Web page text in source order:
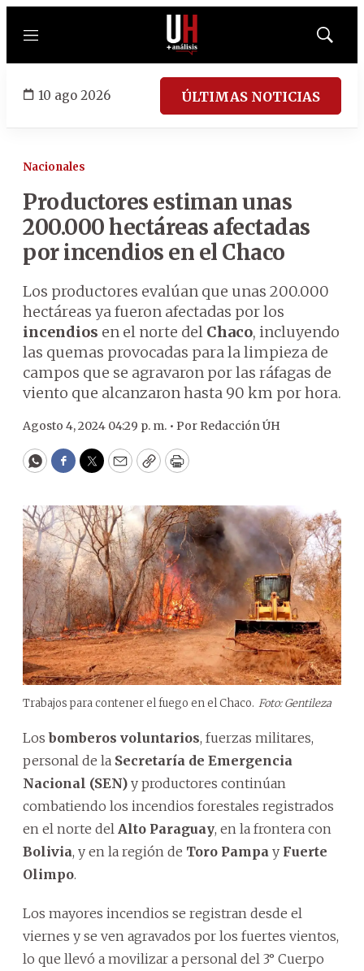
Menú
Mostrar
10 ago 2026 ÚLTIMAS NOTICIAS
Nacionales
Productores estiman unas
200.000 hectáreas afectadas
por incendios en el Chaco
Los productores evalúan que unas 200.000
hectáreas ya fueron afectadas por los
incendios en el norte del Chaco, incluyendo
las quemas provocadas para la limpieza de
campos que se agravaron por las ráfagas de
viento que alcanzaron hasta 90 km por hora.
Agosto 4, 2024 04:29 p. m. • Por Redacción ÚH
WhatsApp
Facebook
Twitter
EmailCopyPrint
Trabajos para contener el fuego en el Chaco. Foto: Gentileza
Los bomberos voluntarios, fuerzas militares,
personal de la Secretaría de Emergencia
Nacional (SEN) y productores continúan
combatiendo los incendios forestales registrados
en el norte del Alto Paraguay, en la frontera con
Bolivia, y en la región de Toro Pampa y Fuerte
Olimpo.
Los mayores incendios se registran desde el
viernes y se ven agravados por los fuertes vientos,
lo que llevó a movilizar a personal del 3° Cuerpo